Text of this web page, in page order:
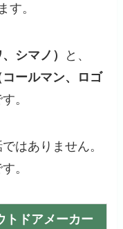
す。
シマノ）
と、
コールマン、ロゴ
。
はありません。
。
トドアメーカー